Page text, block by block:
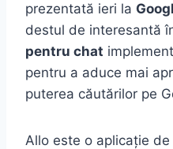
prezentată ieri la
destul de interesantă
pentru chat
pentru a aduce mai
puterea căutărilor pe
Allo este o aplicație